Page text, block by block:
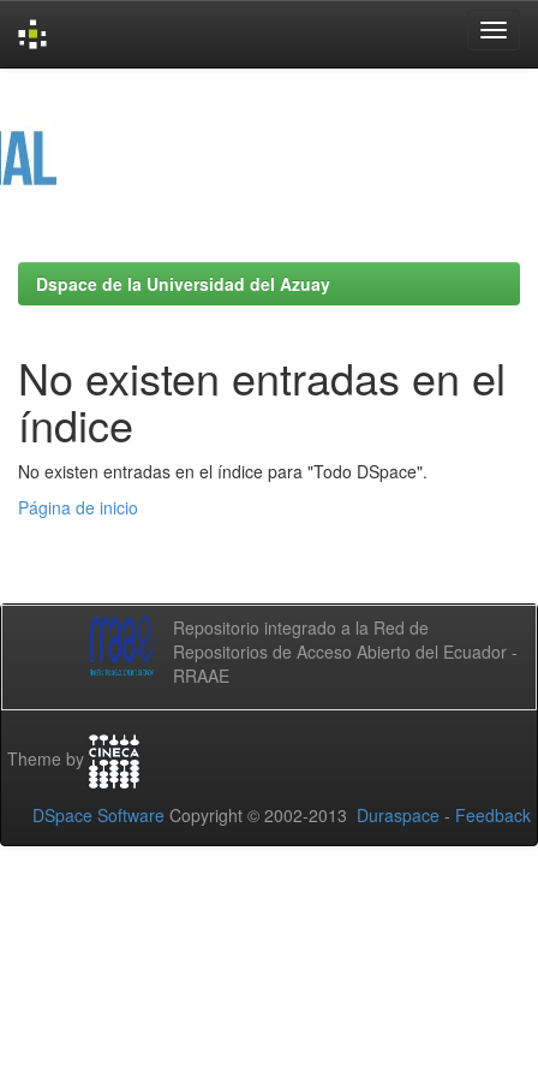
Dspace de la Universidad del Azuay
No existen entradas en el
índice
No existen entradas en el índice para "Todo DSpace".
Página de inicio
Repositorio integrado a la Red de
Repositorios de Acceso Abierto del Ecuador -
RRAAE
Theme by
DSpace Software Copyright © 2002-2013 Duraspace - Feedback